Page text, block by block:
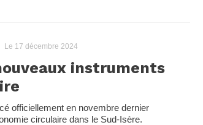
Le 17 décembre 2024
instruments
officiellement en novembre dernier
circulaire dans le Sud-Isère.